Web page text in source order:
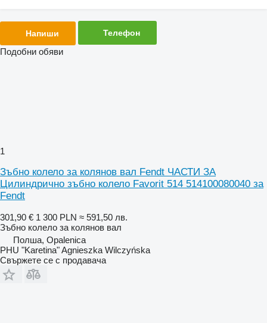
Напиши Телефон
Подобни обяви
1
Зъбно колело за колянов вал Fendt ЧАСТИ ЗА
Цилиндрично зъбно колело Favorit 514 514100080040 за
Fendt
301,90 € 1 300 PLN ≈ 591,50 лв.
Зъбно колело за колянов вал
Полша, Opalenica
PHU "Karetina" Agnieszka Wilczyńska
Свържете се с продавача